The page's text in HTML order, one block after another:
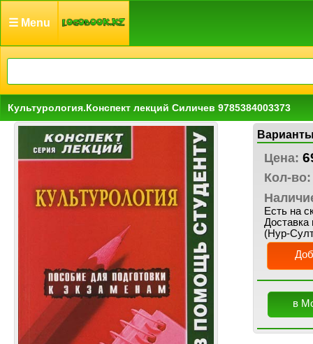
☰ Menu
Культурология.Конспект лекций Силичев 9785384003373
Цена:
Кол-во:
Есть на
Доставка
(Нур-
в